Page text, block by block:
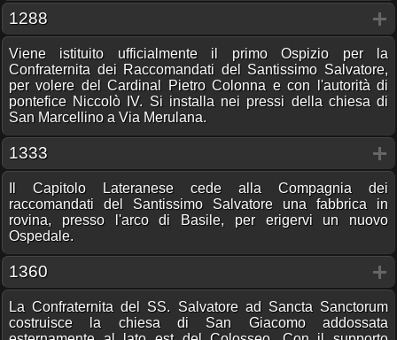
1288
Viene istituito ufficialmente il primo Ospizio per la
Confraternita dei Raccomandati del Santissimo Salvatore,
per volere del Cardinal Pietro Colonna e con l'autorità di
pontefice Niccolò IV. Si installa nei pressi della chiesa di
San Marcellino a Via Merulana.
1333
Il Capitolo Lateranese cede alla Compagnia dei
raccomandati del Santissimo Salvatore una fabbrica in
rovina, presso l'arco di Basile, per erigervi un nuovo
Ospedale.
1360
La Confraternita del SS. Salvatore ad Sancta Sanctorum
costruisce la chiesa di San Giacomo addossata